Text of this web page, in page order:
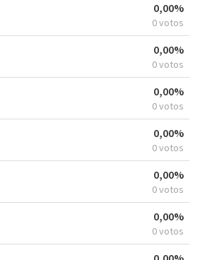
0,00%
0 votos
0,00%
0 votos
0,00%
0 votos
0,00%
0 votos
0,00%
0 votos
0,00%
0 votos